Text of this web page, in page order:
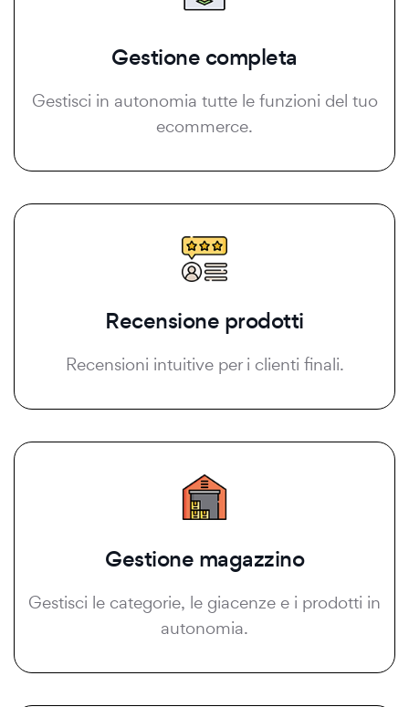
Gestione completa
Gestisci in autonomia tutte le funzioni del tuo
ecommerce.
Recensione prodotti
Recensioni intuitive per i clienti finali.
Gestione magazzino
Gestisci le categorie, le giacenze e i prodotti in
autonomia.